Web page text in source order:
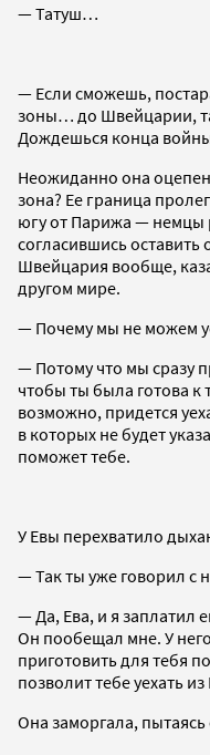
— Татуш…
— Если сможешь,
зоны… до Швейцарии,
Дождешься конца
Неожиданно она
зона? Ее граница
югу от Парижа — немцы
согласившись
Швейцария вообще,
другом мире.
— Почему мы не можем
— Потому что мы сразу
чтобы ты была готова к
возможно, придется
в которых не будет
поможет тебе.
У Евы перехватило
— Так ты уже говорил с
— Да, Ева, и я заплатил
Он пообещал мне. У
приготовить для тебя
позволит тебе уехать
Она заморгала,